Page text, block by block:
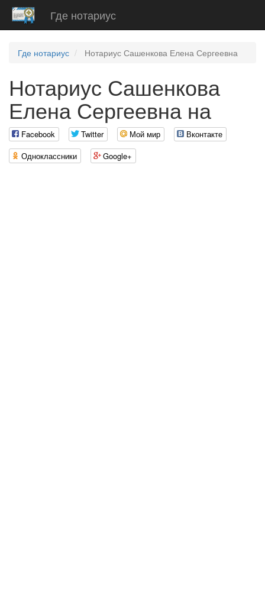
Где нотариус
Где нотариус Нотариус Сашенкова Елена Сергеевна
Нотариус Сашенкова
Елена Сергеевна на
Facebook Twitter Мой мир
Вконтакте
Одноклассники
Google+